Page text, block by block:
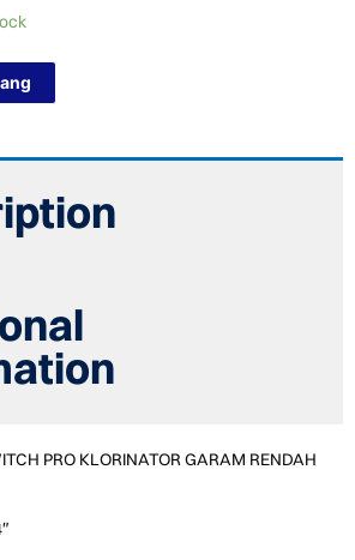
PRO KLORINATOR GARAM RENDAH